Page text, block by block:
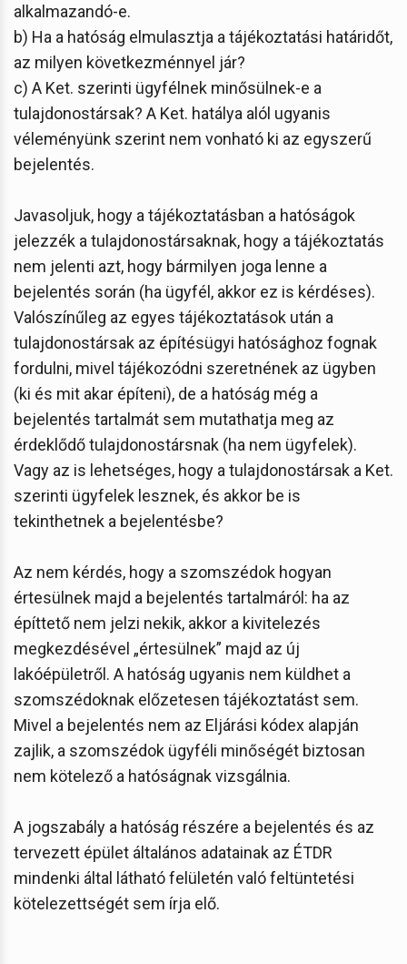
alkalmazandó-e.
b) Ha a hatóság elmulasztja a tájékoztatási határidőt,
az milyen következménnyel jár?
c) A Ket. szerinti ügyfélnek minősülnek-e a
tulajdonostársak? A Ket. hatálya alól ugyanis
véleményünk szerint nem vonható ki az egyszerű
bejelentés.
Javasoljuk, hogy a tájékoztatásban a hatóságok
jelezzék a tulajdonostársaknak, hogy a tájékoztatás
nem jelenti azt, hogy bármilyen joga lenne a
bejelentés során (ha ügyfél, akkor ez is kérdéses).
Valószínűleg az egyes tájékoztatások után a
tulajdonostársak az építésügyi hatósághoz fognak
fordulni, mivel tájékozódni szeretnének az ügyben
(ki és mit akar építeni), de a hatóság még a
bejelentés tartalmát sem mutathatja meg az
érdeklődő tulajdonostársnak (ha nem ügyfelek).
Vagy az is lehetséges, hogy a tulajdonostársak a Ket.
szerinti ügyfelek lesznek, és akkor be is
tekinthetnek a bejelentésbe?
Az nem kérdés, hogy a szomszédok hogyan
értesülnek majd a bejelentés tartalmáról: ha az
építtető nem jelzi nekik, akkor a kivitelezés
megkezdésével „értesülnek” majd az új
lakóépületről. A hatóság ugyanis nem küldhet a
szomszédoknak előzetesen tájékoztatást sem.
Mivel a bejelentés nem az Eljárási kódex alapján
zajlik, a szomszédok ügyféli minőségét biztosan
nem kötelező a hatóságnak vizsgálnia.
A jogszabály a hatóság részére a bejelentés és az
tervezett épület általános adatainak az ÉTDR
mindenki által látható felületén való feltüntetési
kötelezettségét sem írja elő.